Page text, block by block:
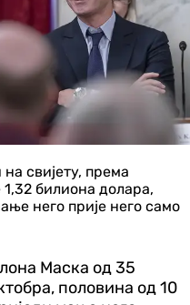
на свијету, према
билиона долара,
него прије него само
Маска од 35
половина од 10